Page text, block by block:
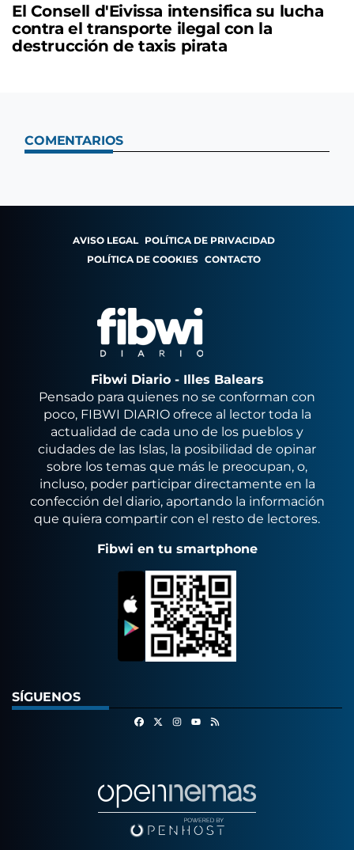
El Consell d'Eivissa intensifica su lucha
contra el transporte ilegal con la
destrucción de taxis pirata
COMENTARIOS
AVISO LEGAL POLÍTICA DE PRIVACIDAD
POLÍTICA DE COOKIES CONTACTO
Fibwi Diario - Illes Balears
Pensado para quienes no se conforman con
poco, FIBWI DIARIO ofrece al lector toda la
actualidad de cada uno de los pueblos y
ciudades de las Islas, la posibilidad de opinar
sobre los temas que más le preocupan, o,
incluso, poder participar directamente en la
confección del diario, aportando la información
que quiera compartir con el resto de lectores.
Fibwi en tu smartphone
SÍGUENOS
FacebookInstagram